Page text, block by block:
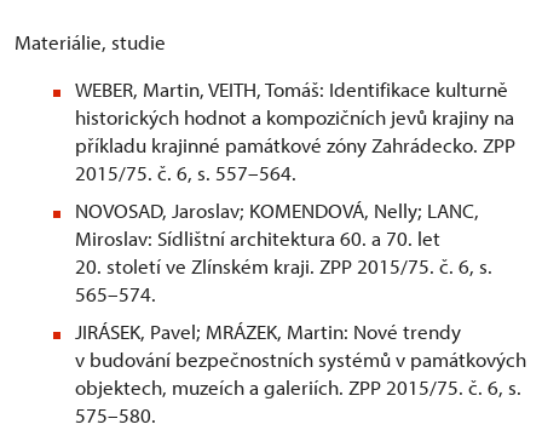
Materiálie, studie
WEBER, Martin, VEITH, Tomáš: Identifikace kulturně
historických hodnot a kompozičních jevů krajiny na
příkladu krajinné památkové zóny Zahrádecko. ZPP
2015/75. č. 6, s. 557–564.
NOVOSAD, Jaroslav; KOMENDOVÁ, Nelly; LANC,
Miroslav: Sídlištní architektura 60. a 70. let
20. století ve Zlínském kraji. ZPP 2015/75. č. 6, s.
565–574.
JIRÁSEK, Pavel; MRÁZEK, Martin: Nové trendy
v budování bezpečnostních systémů v památkových
objektech, muzeích a galeriích. ZPP 2015/75. č. 6, s.
575–580.